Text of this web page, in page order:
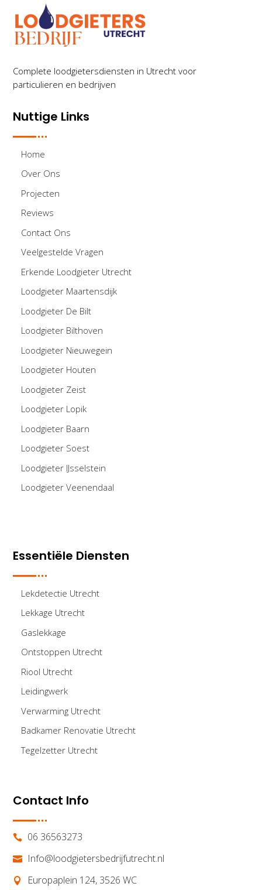
Complete loodgietersdiensten in Utrecht voor
particulieren en bedrijven
Nuttige Links
Home
Over Ons
Projecten
Reviews
Contact Ons
Veelgestelde Vragen
Erkende Loodgieter Utrecht
Loodgieter Maartensdijk
Loodgieter De Bilt
Loodgieter Bilthoven
Loodgieter Nieuwegein
Loodgieter Houten
Loodgieter Zeist
Loodgieter Lopik
Loodgieter Baarn
Loodgieter Soest
Loodgieter IJsselstein
Loodgieter Veenendaal
Essentiële Diensten
Lekdetectie Utrecht
Lekkage Utrecht
Gaslekkage
Ontstoppen Utrecht
Riool Utrecht
Leidingwerk
Verwarming Utrecht
Badkamer Renovatie Utrecht
Tegelzetter Utrecht
Contact Info
 06 36563273
 Info@loodgietersbedrijfutrecht.nl
 Europaplein 124, 3526 WC